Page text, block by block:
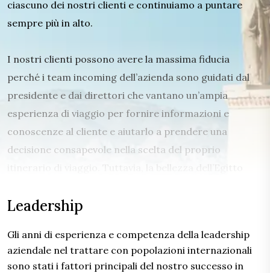
ciascuno dei nostri clienti e continuiamo a puntare
sempre più in alto.
I nostri clienti possono avere la massima fiducia
perché i team incoming dell’azienda sono guidati dal
presidente e dai direttori che vantano un’ampia
esperienza di viaggio per fornire informazioni e
conoscenze al cliente e aiutarlo a prendere una
decisione consapevole nella scelta del proprio
gli occhi degli altri. Esiste per deliziare gli occhi di ogni
architettura storica e le sue affascinanti viste
Leadership
Gli anni di esperienza e competenza della leadership
aziendale nel trattare con popolazioni internazionali
sono stati i fattori principali del nostro successo in